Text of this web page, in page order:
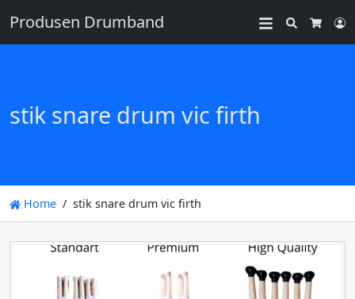
Produsen Drumband
Search
stik snare drum vic firth
Home stik snare drum vic firth